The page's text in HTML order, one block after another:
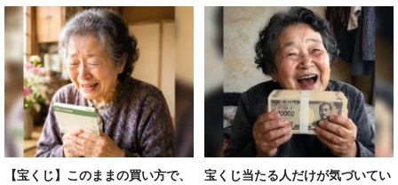
【宝くじ】このままの買い方で、
宝くじ当たる人だけが気づいてい